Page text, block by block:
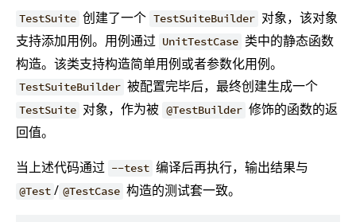
TestSuite 创建了一个 TestSuiteBuilder 对象，该对象
支持添加用例。用例通过 UnitTestCase 类中的静态函数
构造。该类支持构造简单用例或者参数化用例。
TestSuiteBuilder 被配置完毕后，最终创建生成一个
TestSuite 对象，作为被 @TestBuilder 修饰的函数的返
回值。
当上述代码通过 --test 编译后再执行，输出结果与
@Test / @TestCase 构造的测试套一致。